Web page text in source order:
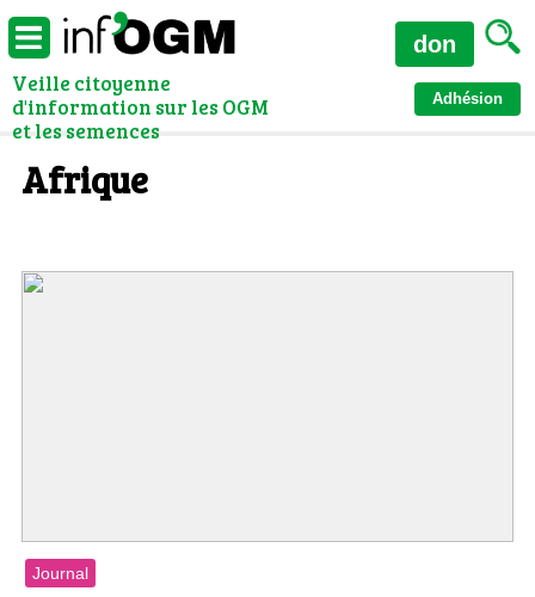
Veille citoyenne
d'information sur les OGM
et les semences
Adhésion
don
Afrique
Journal